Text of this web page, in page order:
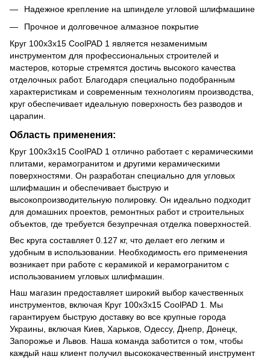
Надежное крепление на шпинделе угловой шлифмашине
Прочное и долговечное алмазное покрытие
Круг 100x3x15 CoolPAD 1 является незаменимым
инструментом для профессиональных строителей и
мастеров, которые стремятся достичь высокого качества
отделочных работ. Благодаря специально подобранным
характеристикам и современным технологиям производства,
круг обеспечивает идеальную поверхность без разводов и
царапин.
Область применения:
Круг 100x3x15 CoolPAD 1 отлично работает с керамическими
плитами, керамогранитом и другими керамическими
поверхностями. Он разработан специально для угловых
шлифмашин и обеспечивает быструю и
высокопроизводительную полировку. Он идеально подходит
для домашних проектов, ремонтных работ и строительных
объектов, где требуется безупречная отделка поверхностей.
Вес круга составляет 0.127 кг, что делает его легким и
удобным в использовании. Необходимость его применения
возникает при работе с керамикой и керамогранитом с
использованием угловых шлифмашин.
Наш магазин предоставляет широкий выбор качественных
инструментов, включая Круг 100x3x15 CoolPAD 1. Мы
гарантируем быструю доставку во все крупные города
Украины, включая Киев, Харьков, Одессу, Днепр, Донецк,
Запорожье и Львов. Наша команда заботится о том, чтобы
каждый наш клиент получил высококачественный инструмент